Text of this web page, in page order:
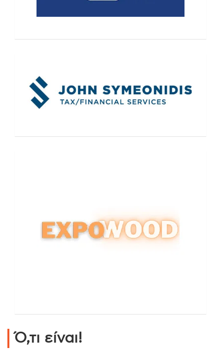
Ό,τι είναι!